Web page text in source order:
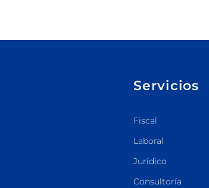
Servicios
Fiscal
Laboral
Jurídico
Consultoría